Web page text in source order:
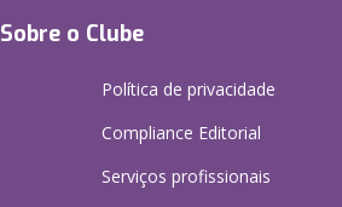
Sobre o Clube
Política de privacidade
Compliance Editorial
Serviços profissionais